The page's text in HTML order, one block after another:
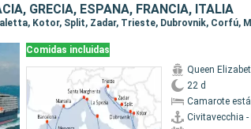
GRECIA, ESPAÑA, FRANCIA, ITALIA
Comidas incluidas
Queen
22 d
Camarote
Civitavecchia -